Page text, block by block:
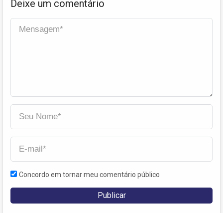
Deixe um comentário
Concordo em tornar meu comentário público